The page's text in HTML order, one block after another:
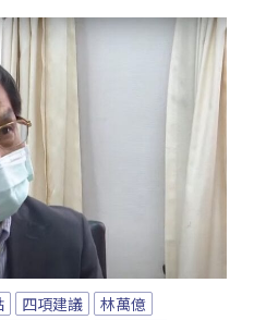
，成立&#8221;平埔族原住民
領銜的笛布斯．顗賚議員也
台灣原住民人口數為58萬758
人，山地原住民為30萬9152
，到現今的戶口名簿推估，平
人數是現今平地原住民人口
四項建議
林萬億